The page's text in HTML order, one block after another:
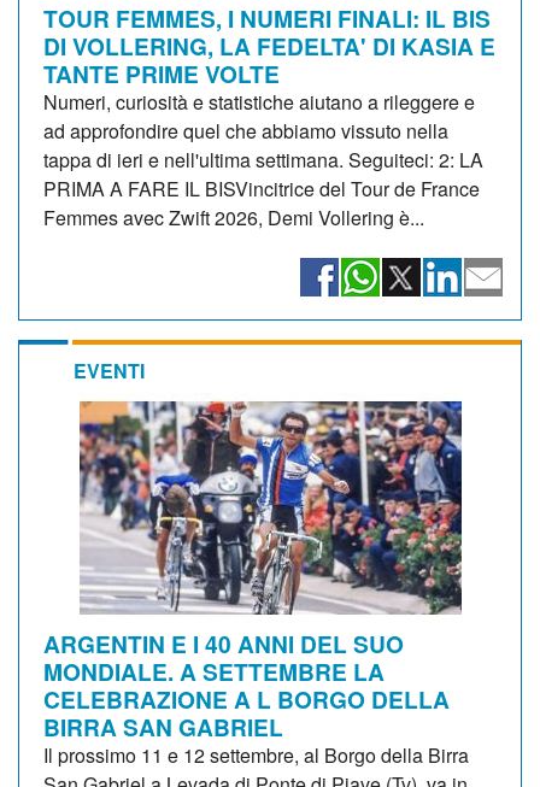
TOUR FEMMES, I NUMERI FINALI: IL BIS
DI VOLLERING, LA FEDELTA' DI KASIA E
TANTE PRIME VOLTE
Numeri, curiosità e statistiche aiutano a rileggere e
ad approfondire quel che abbiamo vissuto nella
tappa di ieri e nell'ultima settimana. Seguiteci: 2: LA
PRIMA A FARE IL BISVincitrice del Tour de France
Femmes avec Zwift 2026, Demi Vollering è...
EVENTI
ARGENTIN E I 40 ANNI DEL SUO
MONDIALE. A SETTEMBRE LA
CELEBRAZIONE A L BORGO DELLA
BIRRA SAN GABRIEL
Il prossimo 11 e 12 settembre, al Borgo della Birra